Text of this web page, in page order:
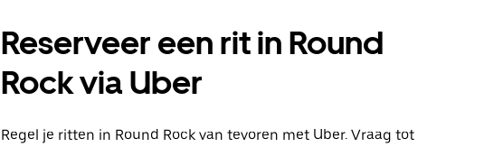
Reserveer een rit in Round
Rock via Uber
Regel je ritten in Round Rock van tevoren met Uber. Vraag tot